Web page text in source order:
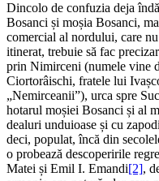
Dincolo de confuzia deja
Bosanci și moșia Bosanci,
comercial al nordului, care
itinerat, trebuie să fac
prin Nimirceni (numele vine
Ciortorâischi, fratele lui
„Nemirceanii”), urca spre
hotarul moșiei Bosanci și al
dealuri unduioase și cu
deci, populat, încă din
o probează descoperirile
Matei și Emil I. Emandi[2],